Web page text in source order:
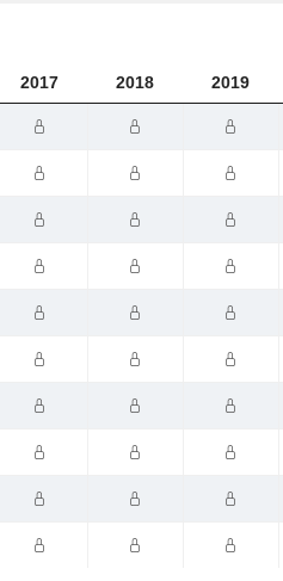
2017 2018 2019